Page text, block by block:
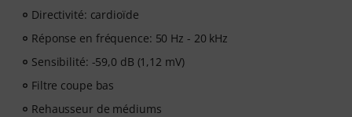
Directivité: cardioïde
Réponse en fréquence: 50 Hz - 20 kHz
Sensibilité: -59,0 dB (1,12 mV)
Filtre coupe bas
Rehausseur de médiums